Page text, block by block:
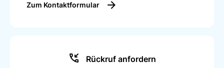
Zum Kontaktformular
Rückruf anfordern